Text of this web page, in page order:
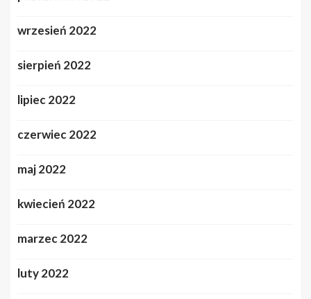
wrzesień 2022
sierpień 2022
lipiec 2022
czerwiec 2022
maj 2022
kwiecień 2022
marzec 2022
luty 2022